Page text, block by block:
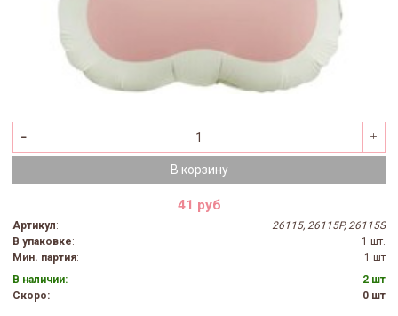
В корзину
41 руб
Артикул:
26115, 26115P, 26115S
В упаковке:
1 шт.
Мин. партия:
1 шт
В наличии:
2 шт
Скоро:
0 шт